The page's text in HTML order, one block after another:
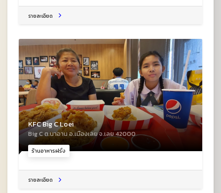
รายละเอียด
ร้านอาหารฝรั่ง
KFC Big C Loei
Big C ต.นาอาน อ.เมืองเลย จ.เลย 42000
รายละเอียด